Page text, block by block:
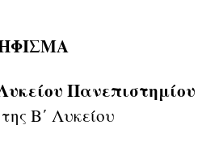
Β΄ Λυκείου